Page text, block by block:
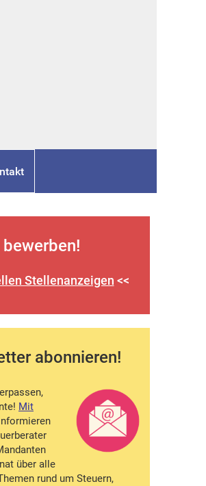
Stellenanzeigen <<
abonnieren!
Mit
über alle
rund um Steuern,